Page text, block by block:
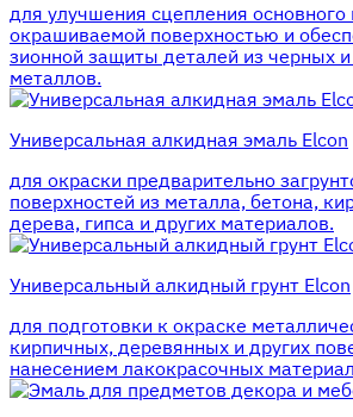
для улучшения сцепления основного
окрашиваемой поверхностью и
зионной защиты деталей из черных
металлов.
Универсальная алкидная эмаль Elcon
для окраски предварительно
поверхностей из металла, бетона,
дерева, гипса и других материалов.
Универсальный алкидный грунт Elcon
для подготовки к окраске
кирпичных, деревянных и других
нанесением лакокрасочных